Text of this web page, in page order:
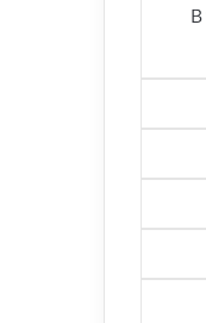
37 (6 صفحه رفرنس انگلیسی) صفحه با فونت 14 B